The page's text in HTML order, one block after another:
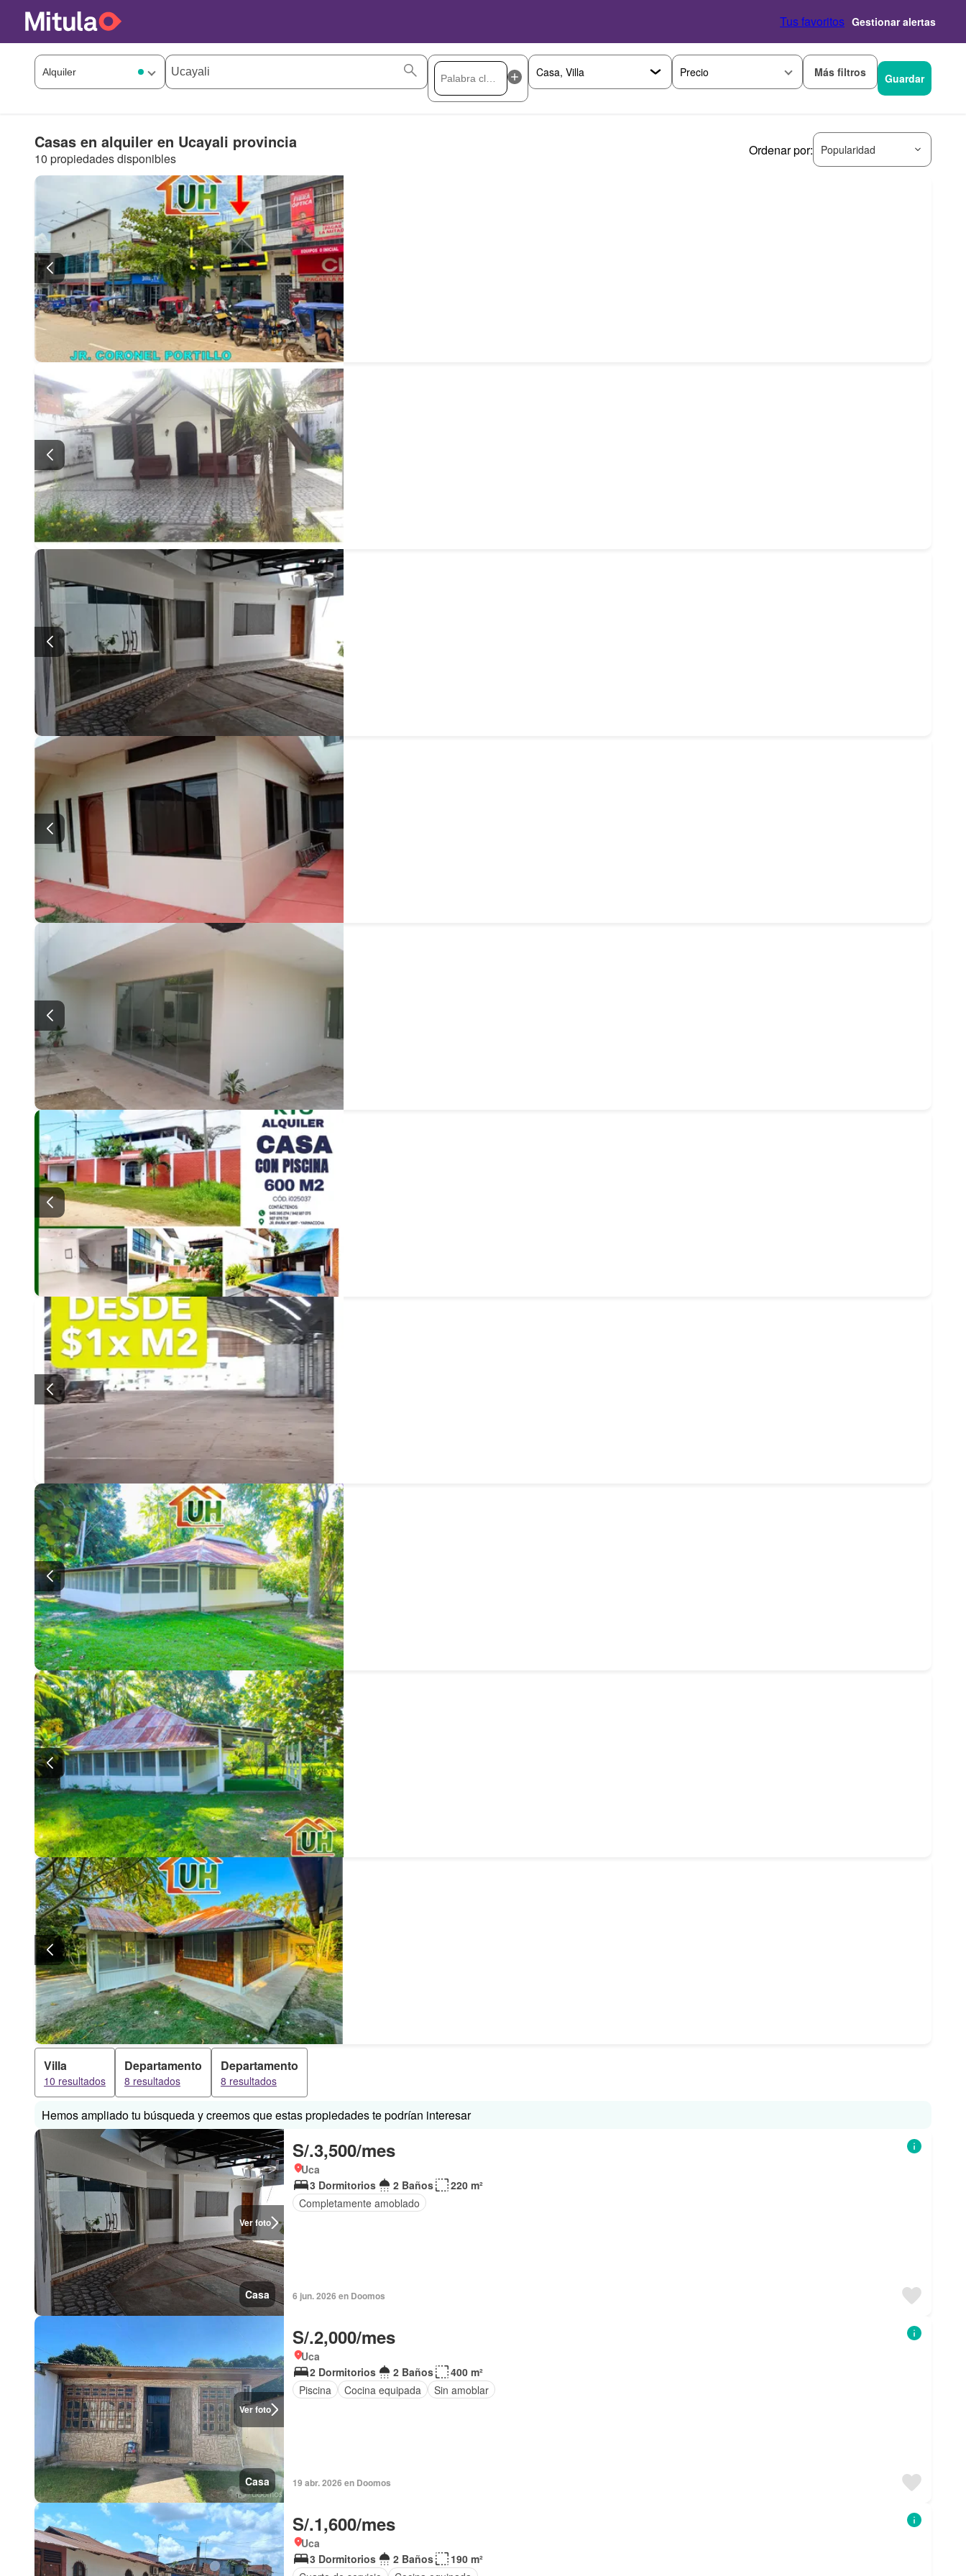
Tus favoritos Gestionar alertas
Precio Más filtros Guardar
Casas en alquiler en Ucayali provincia
10 propiedades disponibles
Ordenar por: Popularidad
Villa
10 resultados
Departamento
8 resultados
Departamento
8 resultados
Hemos ampliado tu búsqueda y creemos que estas propiedades te podrían interesar
Ver foto
Casa
S/.3,500/mes
Uca
3 Dormitorios
2 Baños
220 m²
Completamente amoblado
6 jun. 2026 en Doomos
Ver foto
Casa
S/.2,000/mes
Uca
2 Dormitorios
2 Baños
400 m²
Piscina
Cocina equipada Sin amoblar
19 abr. 2026 en Doomos
S/.1,600/mes
Uca
3 Dormitorios
2 Baños
190 m²